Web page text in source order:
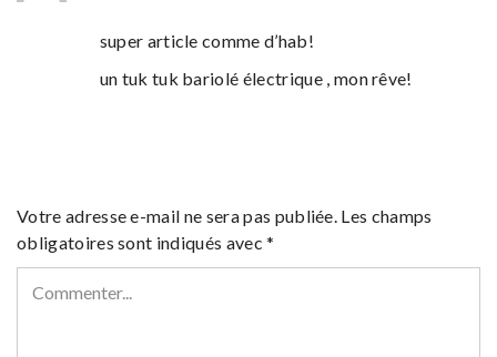
super article comme d’hab!
un tuk tuk bariolé électrique , mon rêve!
Votre adresse e-mail ne sera pas publiée. Les champs
obligatoires sont indiqués avec*